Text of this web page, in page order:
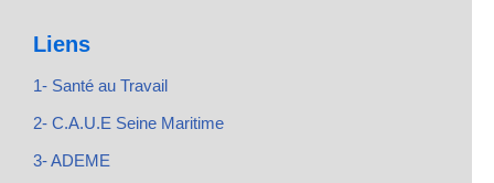
Liens
1- Santé au Travail
2- C.A.U.E Seine Maritime
3- ADEME